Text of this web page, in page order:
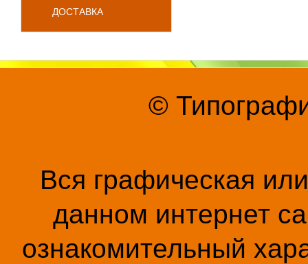
ДОСТАВКА
©
Вся графическая
данном интернет
ознакомительный